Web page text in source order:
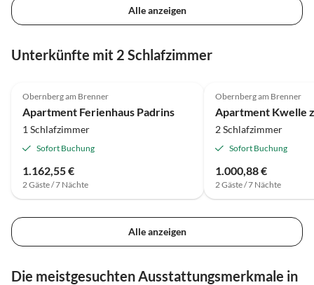
Alle anzeigen
Unterkünfte mit 2 Schlafzimmer
Obernberg am Brenner
Apartment Ferienhaus Padrins
1 Schlafzimmer
Sofort Buchung
1.162,55 €
2 Gäste / 7 Nächte
Obernberg am Brenner
Apartment Kwelle
2 Schlafzimmer
Sofort Buchung
1.000,88 €
2 Gäste / 7 Nächte
Alle anzeigen
Die meistgesuchten Ausstattungsmerkmale in